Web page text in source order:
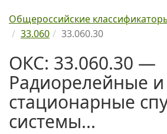
Общероссийские
33.060
33.060.30
ОКС: 33.060.30 —
Радиорелейные и
стационарные
системы...